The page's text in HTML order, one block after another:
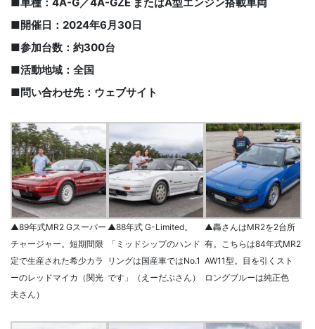
■開催日：2024年6月30日
■参加台数：約300台
■活動地域：全国
■問い合わせ先：ウェブサイト
▲89年式MR2 Gスーパー
チャージャー。短期間限
定で生産された希少カラ
ーのレッドマイカ（関光
夫さん）
▲88年式 G-Limited。
「ミッドシップのハンド
リングは国産車ではNo.1
です」（えーだぶさん）
▲轟さんはMR2を2台所
有。こちらは84年式MR2
AW11型。目を引くスト
ロングブルーは純正色